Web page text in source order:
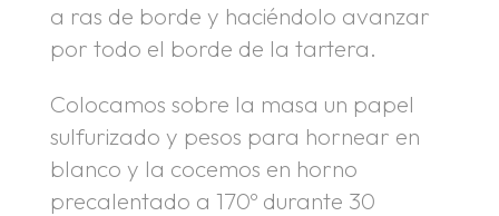
a ras de borde y haciéndolo avanzar
por todo el borde de la tartera.
Colocamos sobre la masa un papel
sulfurizado y pesos para hornear en
blanco y la cocemos en horno
precalentado a 170º durante 30